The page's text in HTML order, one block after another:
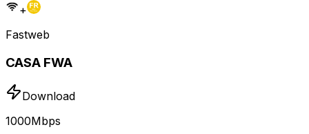
+
Fastweb
CASA FWA
Download
1000Mbps